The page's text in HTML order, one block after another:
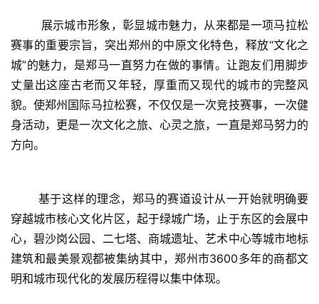
比
赛
备
训
展示城市形象，彰显城市魅力，从来都是一项马拉松
赛事的重要宗旨，突出郑州的中原文化特色，释放“文化之
城”的魅力，是郑马一直努力在做的事情。让跑友们用脚步
丈量出这座古老而又年轻，厚重而又现代的城市的完整风
貌。使郑州国际马拉松赛，不仅仅是一次竞技赛事，一次健
身活动，更是一次文化之旅、心灵之旅，一直是郑马努力的
方向。
基于这样的理念，郑马的赛道设计从一开始就明确要
穿越城市核心文化片区，起于绿城广场，止于东区的会展中
心，碧沙岗公园、二七塔、商城遗址、艺术中心等城市地标
建筑和最美景观都被集纳其中，郑州市3600多年的商都文
明和城市现代化的发展历程得以集中体现。